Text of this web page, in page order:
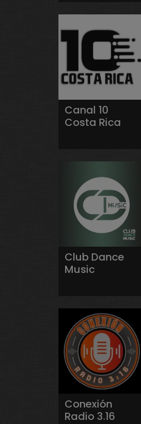
Canal 10
Costa Rica
Club Dance
Music
Conexión
Radio 3.16